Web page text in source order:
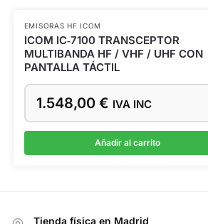
EMISORAS HF ICOM
ICOM IC‑7100 TRANSCEPTOR
MULTIBANDA HF / VHF / UHF CON
PANTALLA TÁCTIL
1.548,00 € IVA INC
Añadir al carrito
Tienda física en Madrid